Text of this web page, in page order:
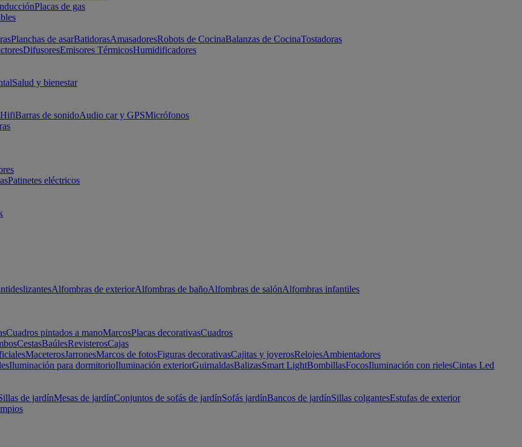
Placas de gas
Planchas de asarBatidorasAmasadoresRobots de CocinaBalanzas de CocinaTostadoras
DifusoresEmisores TérmicosHumidificadores
Salud y bienestar
HifiBarras de sonidoAudio car y GPSMicrófonos
Patinetes eléctricos
Alfombras de exteriorAlfombras de bañoAlfombras de salónAlfombras infantiles
Cuadros pintados a manoMarcosPlacas decorativasCuadros
CestasBaúlesRevisterosCajas
MaceterosJarronesMarcos de fotosFiguras decorativasCajitas y joyerosRelojesAmbientadores
Iluminación para dormitorioIluminación exteriorGuirnaldasBalizasSmart LightBombillasFocosIluminación con rielesCintas Led
de jardínMesas de jardínConjuntos de sofás de jardínSofás jardínBancos de jardínSillas colgantesEstufas de exterior